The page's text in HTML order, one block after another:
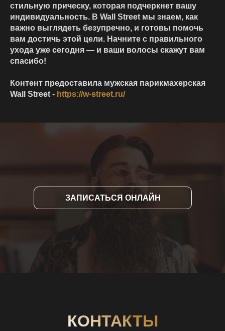
стильную прическу, которая подчеркнет вашу
индивидуальность. В Wall Street мы знаем, как
важно выглядеть безупречно, и готовы помочь
вам достичь этой цели. Начните с правильного
ухода уже сегодня — и ваши волосы скажут вам
спасибо!
Контент предоставила мужская парикмахерская
Wall Street - https://w-street.ru/
ЗАПИСАТЬСЯ ОНЛАЙН
КОНТАКТЫ